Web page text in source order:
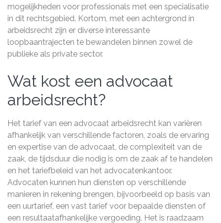
mogelijkheden voor professionals met een specialisatie
in dit rechtsgebied. Kortom, met een achtergrond in
arbeidsrecht zijn er diverse interessante
loopbaantrajecten te bewandelen binnen zowel de
publieke als private sector.
Wat kost een advocaat
arbeidsrecht?
Het tarief van een advocaat arbeidsrecht kan variëren
afhankelijk van verschillende factoren, zoals de ervaring
en expertise van de advocaat, de complexiteit van de
zaak, de tijdsduur die nodig is om de zaak af te handelen
en het tariefbeleid van het advocatenkantoor.
Advocaten kunnen hun diensten op verschillende
manieren in rekening brengen, bijvoorbeeld op basis van
een uurtarief, een vast tarief voor bepaalde diensten of
een resultaatafhankelijke vergoeding. Het is raadzaam